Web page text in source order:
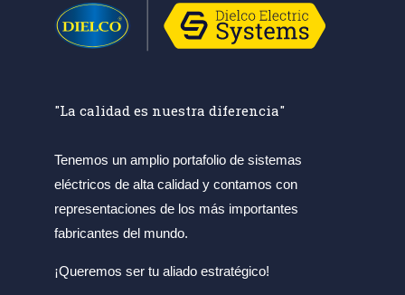
"La calidad es nuestra diferencia"
Tenemos un amplio portafolio de sistemas
eléctricos de alta calidad y contamos con
representaciones de los más importantes
fabricantes del mundo.
¡Queremos ser tu aliado estratégico!